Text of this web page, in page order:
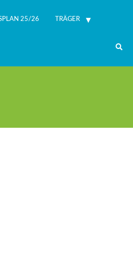
25/26 TRÄGER